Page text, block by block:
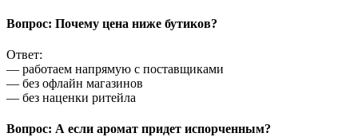
Вопрос: Почему цена ниже бутиков?
Ответ:
— работаем напрямую с поставщиками
— без офлайн магазинов
— без наценки ритейла
Вопрос: А если аромат придет испорченным?